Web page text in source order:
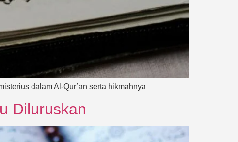
dalam Al-Qur’an serta hikmahnya
Diluruskan